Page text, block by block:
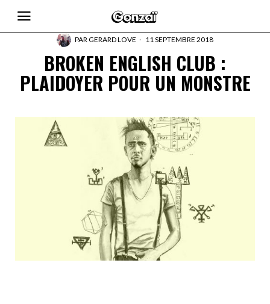
PARGERARD LOVE 11 SEPTEMBRE 2018
BROKEN ENGLISH CLUB :
PLAIDOYER POUR UN MONSTRE